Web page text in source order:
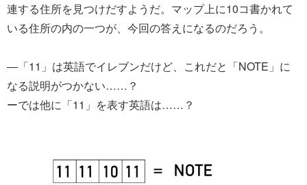
連する住所を見つけだすようだ。マップ上に10コ書かれて
いる住所の内の一つが、今回の答えになるのだろう。
―「11」は英語でイレブンだけど、これだと「NOTE」に
なる説明がつかない……？
ーでは他に「11」を表す英語は……？